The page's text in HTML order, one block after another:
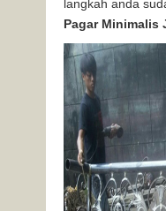
langkah anda
Pagar Minimalis